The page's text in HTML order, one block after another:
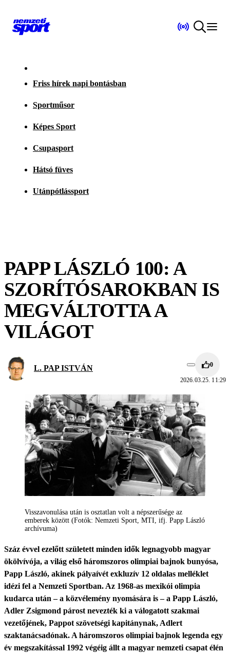
Friss hírek napi bontásban
Sportműsor
Képes Sport
Csupasport
Hátsó füves
Utánpótlássport
PAPP LÁSZLÓ 100: A
SZORÍTÓSAROKBAN IS
MEGVÁLTOTTA A
VILÁGOT
L. PAP ISTVÁN 0
2026.03.25. 11:29
Visszavonulása után is osztatlan volt a népszerűsége az
emberek között (Fotók: Nemzeti Sport, MTI, ifj. Papp László
archívuma)
Száz évvel ezelőtt született minden idők legnagyobb magyar
ökölvívója, a világ első háromszoros olimpiai bajnok bunyósa,
Papp László, akinek pályaívét exkluzív 12 oldalas melléklet
idézi fel a Nemzeti Sportban. Az 1968-as mexikói olimpia
kudarca után – a közvélemény nyomására is – a Papp László,
Adler Zsigmond párost nevezték ki a válogatott szakmai
vezetőjének, Pappot szövetségi kapitánynak, Adlert
szaktanácsadónak. A háromszoros olimpiai bajnok legenda egy
év megszakítással 1992 végéig állt a magyar nemzeti csapat élén